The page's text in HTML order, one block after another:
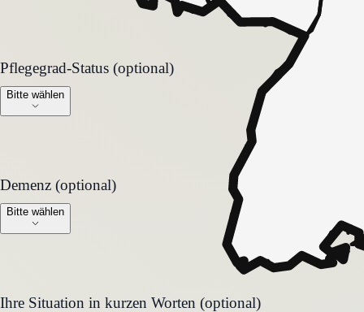
Pflegegrad-Status (optional)
Pflegegrad-Status (optional)
Bitte wählen
Demenz (optional)
Demenz (optional)
Bitte wählen
Ihre Situation in kurzen Worten (optional)